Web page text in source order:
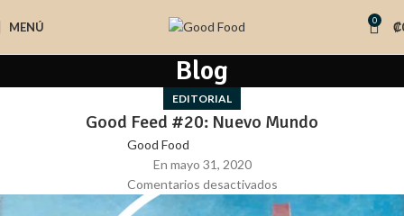
MENÚ 0 ₡
Blog
EDITORIAL
Good Feed #20: Nuevo Mundo
Good Food
En mayo 31, 2020
Comentarios desactivados